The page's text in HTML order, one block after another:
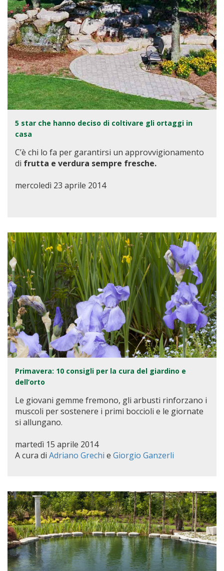
5 star che hanno deciso di coltivare gli ortaggi in
casa
C’è chi lo fa per garantirsi un approvvigionamento
di frutta e verdura sempre fresche.
mercoledì 23 aprile 2014
Primavera: 10 consigli per la cura del giardino e
dell’orto
Le giovani gemme fremono, gli arbusti rinforzano i
muscoli per sostenere i primi boccioli e le giornate
si allungano.
martedì 15 aprile 2014
A cura di Adriano Grechi e Giorgio Ganzerli